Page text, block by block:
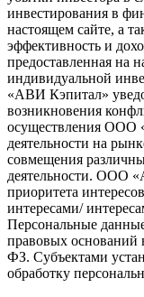
инвестирования в
настоящем сайте, а
эффективность и
предоставленная на
индивидуальной
«АВИ Кэпитал»
возникновения
осуществления ООО
деятельности на
совмещения
деятельности. ООО
приоритета
интересами/
Персональные
правовых оснований
ФЗ. Субъектами
обработку